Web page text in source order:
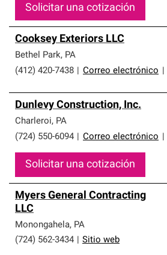
Solicitar una cotización
Cooksey Exteriors LLC
Bethel Park, PA
(412) 420-7438
Correo electrónico
Dunlevy Construction, Inc.
Charleroi, PA
(724) 550-6094
Correo electrónico
Solicitar una cotización
Myers General Contracting
LLC
Monongahela, PA
(724) 562-3434
Sitio web